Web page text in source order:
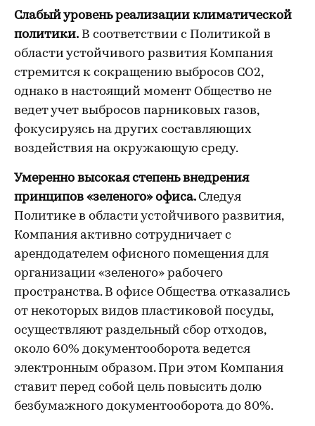
Слабый уровень реализации климатической
политики. В соответствии с Политикой в
области устойчивого развития Компания
стремится к сокращению выбросов CO2,
однако в настоящий момент Общество не
ведет учет выбросов парниковых газов,
фокусируясь на других составляющих
воздействия на окружающую среду.
Умеренно высокая степень внедрения
принципов «зеленого» офиса. Следуя
Политике в области устойчивого развития,
Компания активно сотрудничает с
арендодателем офисного помещения для
организации «зеленого» рабочего
пространства. В офисе Общества отказались
от некоторых видов пластиковой посуды,
осуществляют раздельный сбор отходов,
около 60% документооборота ведется
электронным образом. При этом Компания
ставит перед собой цель повысить долю
безбумажного документооборота до 80%.